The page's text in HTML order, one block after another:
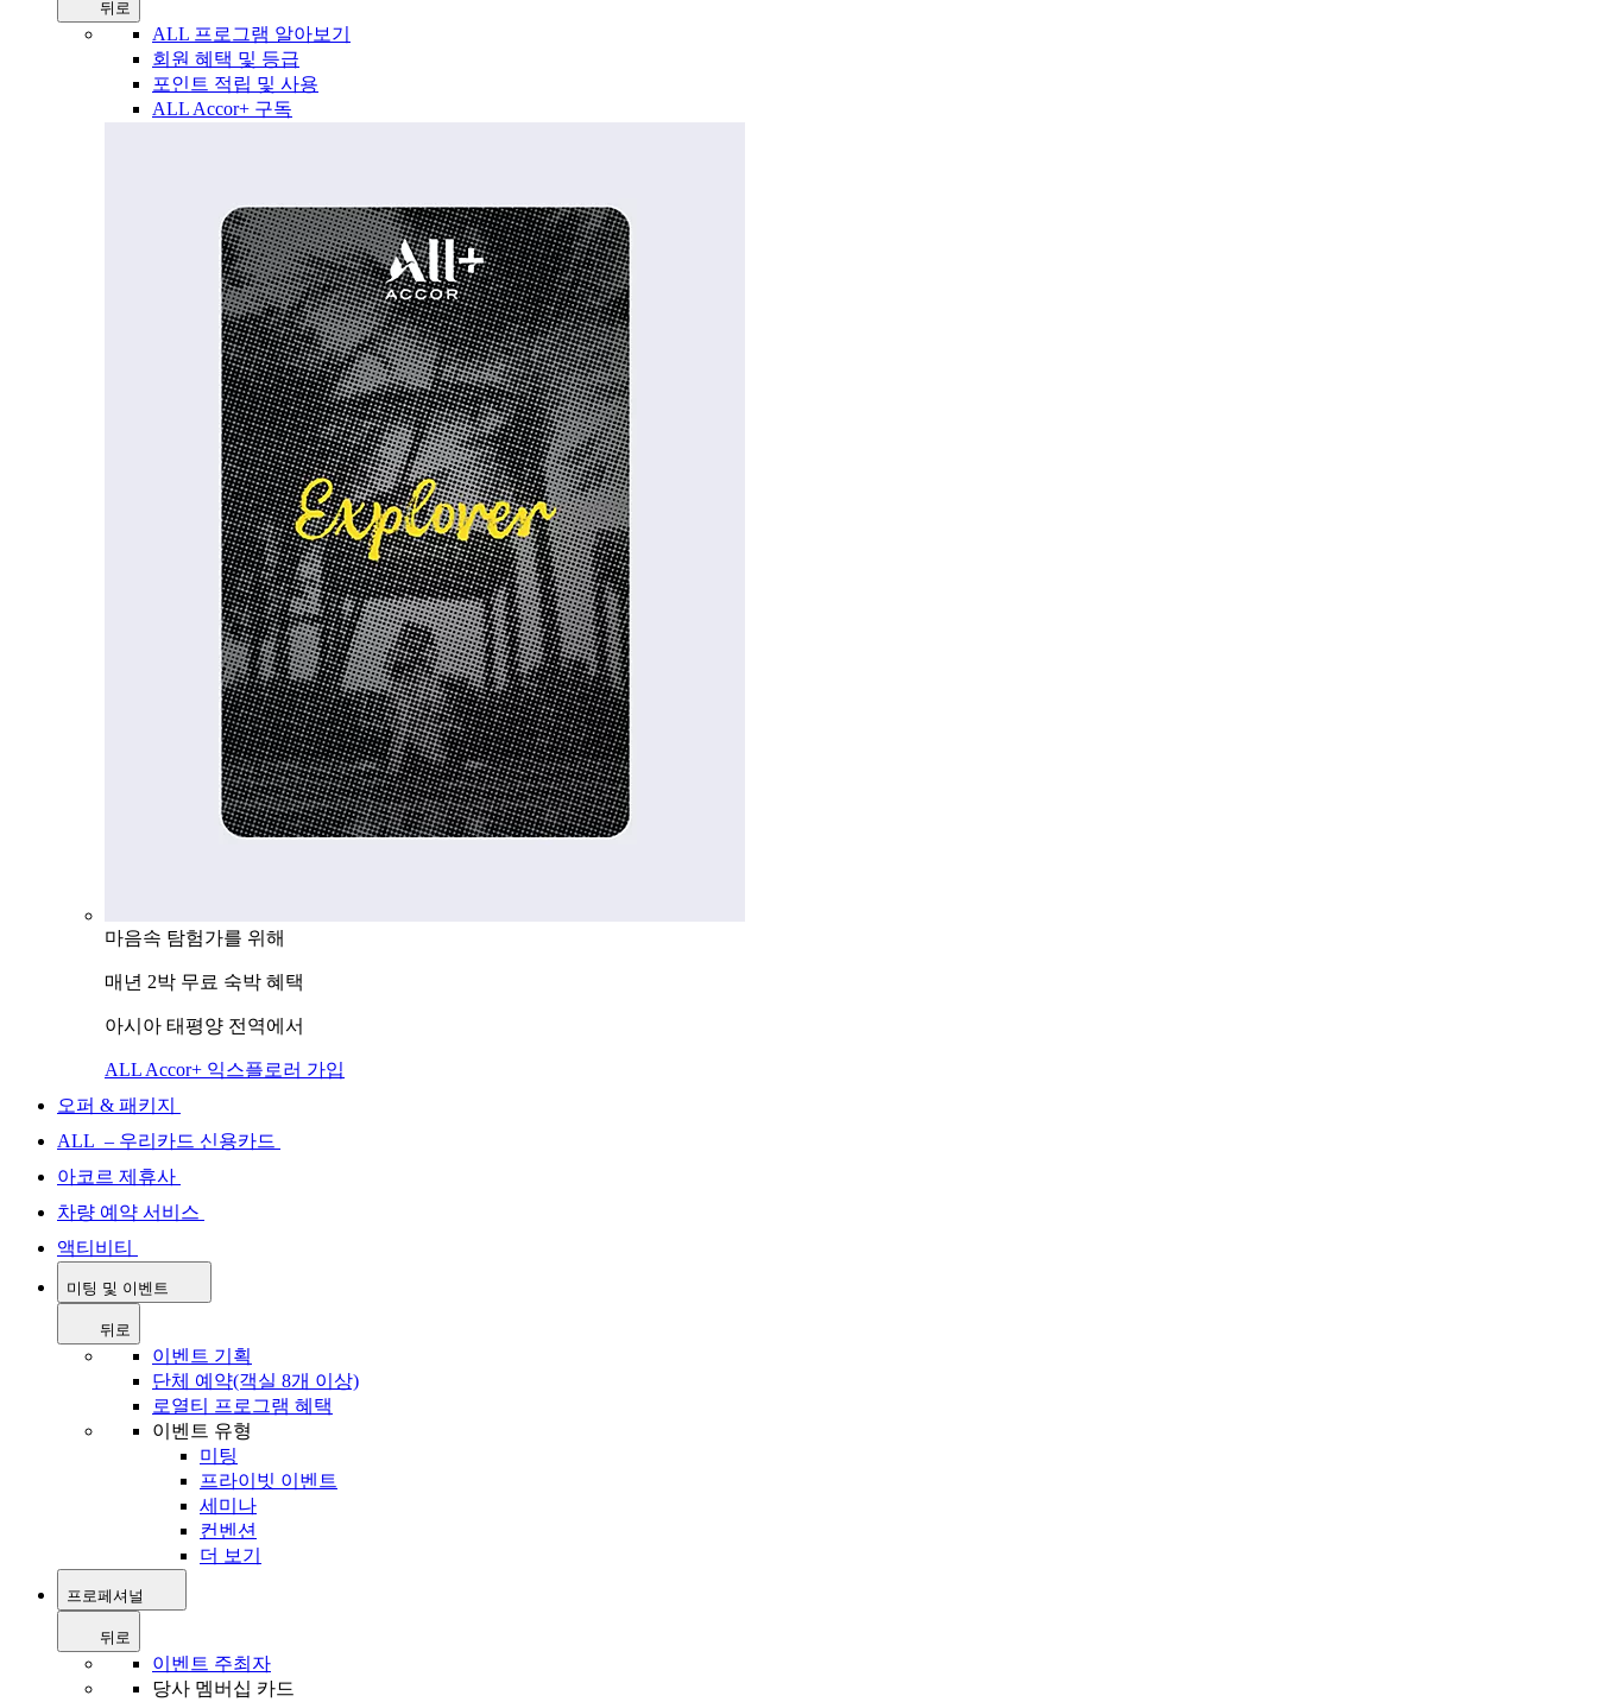
뒤로
ALL 프로그램 알아보기
회원 혜택 및 등급
포인트 적립 및 사용
ALL Accor+ 구독
마음속 탐험가를 위해
매년 2박 무료 숙박 혜택
아시아 태평양 전역에서
ALL Accor+ 익스플로러 가입
오퍼 & 패키지
ALL – 우리카드 신용카드
아코르 제휴사
차량 예약 서비스
액티비티
미팅 및 이벤트
뒤로
이벤트 기획
단체 예약(객실 8개 이상)
로열티 프로그램 혜택
이벤트 유형
미팅
프라이빗 이벤트
세미나
컨벤션
더 보기
프로페셔널
뒤로
이벤트 주최자
당사 멤버십 카드